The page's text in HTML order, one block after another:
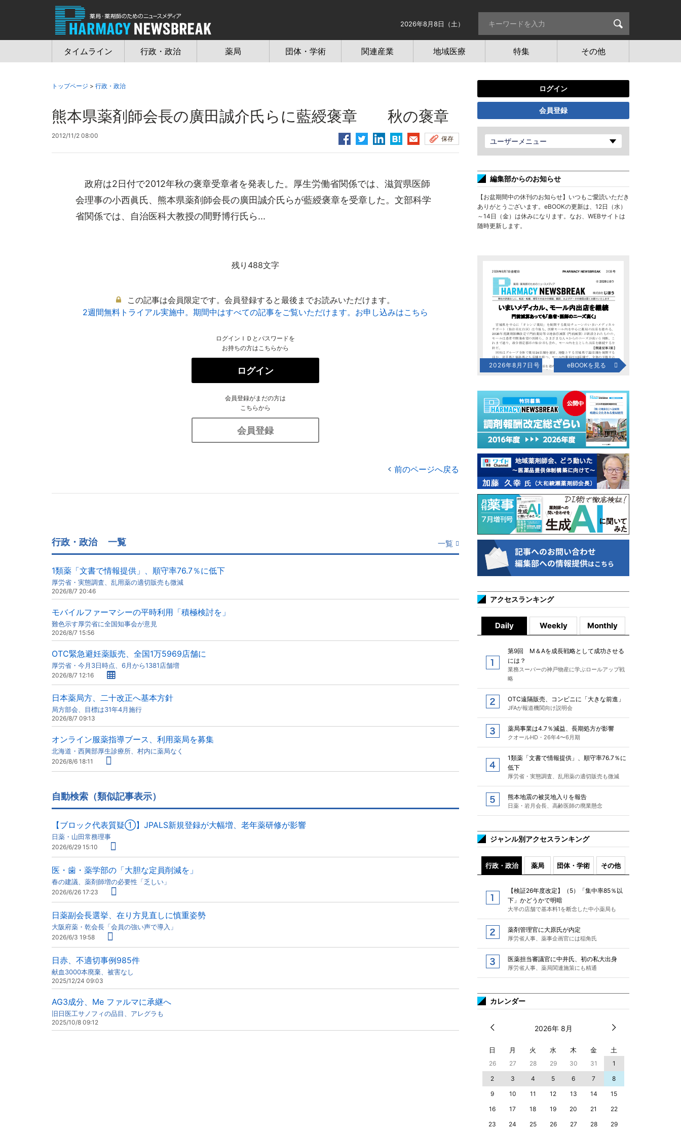
2026年8月8日（土）
タイムライン 行政・政治 薬局 団体・学術 関連産業 地域医療 特集 その他
トップページ > 行政・政治
熊本県薬剤師会長の廣田誠介氏らに藍綬褒章 秋の褒章
2012/11/2 08:00 保存
政府は2日付で2012年秋の褒章受章者を発表した。厚生労働省関係では、滋賀県医師
会理事の小西眞氏、熊本県薬剤師会長の廣田誠介氏らが藍綬褒章を受章した。文部科学
省関係では、自治医科大教授の間野博行氏ら...
残り488文字
この記事は会員限定です。会員登録すると最後までお読みいただけます。
2週間無料トライアル実施中。期間中はすべての記事をご覧いただけます。お申し込みはこちら
ログインＩＤとパスワードを
お持ちの方はこちらから
ログイン
会員登録がまだの方は
こちらから
会員登録
前のページへ戻る
行政・政治 一覧 一覧
1類薬「文書で情報提供」、順守率76.7％に低下
厚労省・実態調査、乱用薬の適切販売も微減
2026/8/7 20:46
モバイルファーマシーの平時利用「積極検討を」
難色示す厚労省に全国知事会が意見
2026/8/7 15:56
OTC緊急避妊薬販売、全国1万5969店舗に
厚労省・今月3日時点、6月から1381店舗増
2026/8/7 12:16
日本薬局方、二十改正へ基本方針
局方部会、目標は31年4月施行
2026/8/7 09:13
オンライン服薬指導ブース、利用薬局を募集
北海道・西興部厚生診療所、村内に薬局なく
2026/8/6 18:11
自動検索（類似記事表示）
【ブロック代表質疑①】JPALS新規登録が大幅増、老年薬研修が影響
日薬・山田常務理事
2026/6/29 15:10
医・歯・薬学部の「大胆な定員削減を」
春の建議、薬剤師増の必要性「乏しい」
2026/6/26 17:23
日薬副会長選挙、在り方見直しに慎重姿勢
大阪府薬・乾会長「会員の強い声で導入」
2026/6/3 19:58
日赤、不適切事例985件
献血3000本廃棄、被害なし
2025/12/24 09:03
AG3成分、Me ファルマに承継へ
旧日医工サノフィの品目、アレグラも
2025/10/8 09:12
ログイン
会員登録
ユーザーメニュー
編集部からのお知らせ
【お盆期間中の休刊のお知らせ】いつもご愛読いただき
ありがとうございます。eBOOKの更新は、12日（水）
～14日（金）は休みになります。なお、WEBサイトは
随時更新します。
2026年8月7日号 eBOOKを見る
アクセスランキング
Daily Weekly Monthly
第9回 M＆Aを成長戦略として成功させる
には？
業務スーパーの神戸物産に学ぶロールアップ戦
略
OTC遠隔販売、コンビニに「大きな前進」
JFAが報道機関向け説明会
薬局事業は4.7％減益、長期処方が影響
クオールHD・26年4〜6月期
1類薬「文書で情報提供」、順守率76.7％に
低下
厚労省・実態調査、乱用薬の適切販売も微減
熊本地震の被災地入りを報告
日薬・岩月会長、高齢医師の廃業懸念
ジャンル別アクセスランキング
行政・政治 薬局 団体・学術 その他
【検証26年度改定】（5）「集中率85％以
下」かどうかで明暗
大半の店舗で基本料1を断念した中小薬局も
薬剤管理官に大原氏が内定
厚労省人事、薬事企画官には稲角氏
医薬担当審議官に中井氏、初の私大出身
厚労省人事、薬局関連施策にも精通
カレンダー
2026年 8月
日 月 火 水 木 金 土
26 27 28 29 30 31
1
2
3 4 5 6 7
8
9
10 11 12 13 14
15
16
17 18 19 20 21
22
23
24 25 26 27 28
29